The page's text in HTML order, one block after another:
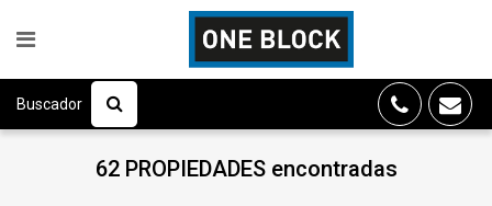
Buscador
62 PROPIEDADES encontradas